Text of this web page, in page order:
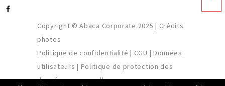
Copyright © Abaca Corporate 2025 | Crédits
photos
Politique de confidentialité | CGU | Données
utilisateurs | Politique de protection des
données personnelles